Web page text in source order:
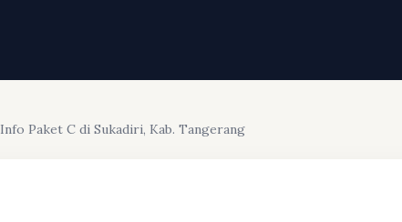
Info Paket C di Sukadiri, Kab. Tangerang